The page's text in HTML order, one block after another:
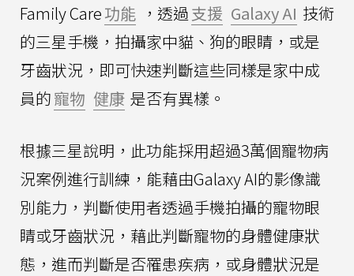
Family Care功能 ，透過支援 Galaxy AI 技術
的三星手機，拍攝家中貓、狗的眼睛，或是
牙齒狀況，即可快速判斷這些同樣是家中成
員的寵物 健康 是否有異樣。
根據三星說明，此功能採用超過3萬個寵物病
況案例進行訓練，能藉由Galaxy AI的影像識
別能力，判斷使用者透過手機拍攝的寵物眼
睛或牙齒狀況，藉此判斷寵物的身體健康狀
態，進而判斷是否罹患疾病，或身體狀況是